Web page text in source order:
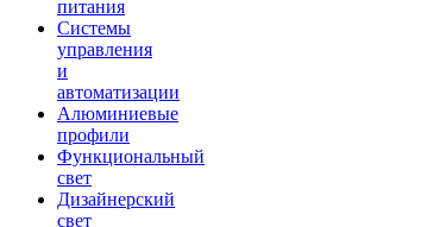
питания
Системы
управления
и
автоматизации
Алюминиевые
профили
Функциональный
свет
Дизайнерский
свет